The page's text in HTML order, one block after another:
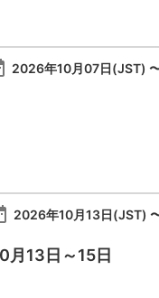
2026年10月07日(JST)
2026年10月13日(JST)
13日～15日